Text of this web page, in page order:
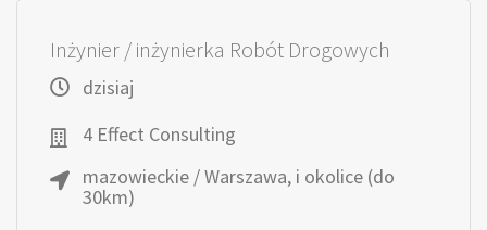
Inżynier / inżynierka Robót Drogowych
dzisiaj
4 Effect Consulting
mazowieckie / Warszawa, i okolice (do
30km)